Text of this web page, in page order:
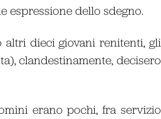
espressione dello sdegno.
altri dieci giovani renitenti, gli
clandestinamente, decisero
erano pochi, fra servizio